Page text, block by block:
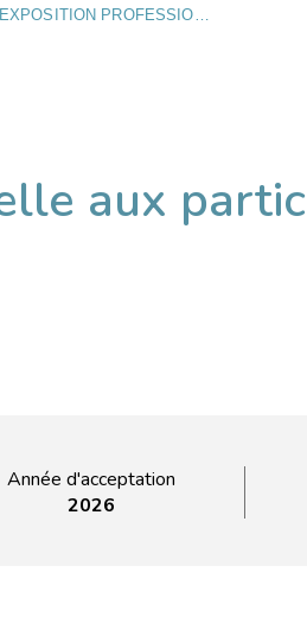
ÉTUDE DE L’EFFET D’UNE EXPOSITION PROFESSIONNELLE AUX PARTICULES ULTRAFINES SUR LE VIEILLISSEMENT COGNITIF
aux
Année d'acceptation
2026